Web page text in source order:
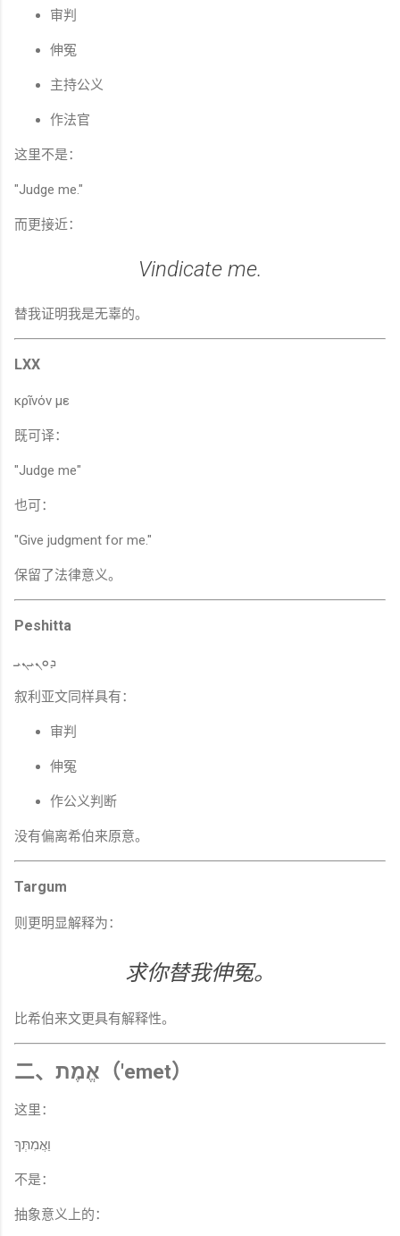
审判
伸冤
主持公义
作法官
这里不是：
"Judge me."
而更接近：
Vindicate me.
替我证明我是无辜的。
LXX
κρῖνόν με
既可译：
"Judge me"
也可：
"Give judgment for me."
保留了法律意义。
Peshitta
ܕܘܢܝܢܝ
叙利亚文同样具有：
审判
伸冤
作公义判断
没有偏离希伯来原意。
Targum
则更明显解释为：
求你替我伸冤。
比希伯来文更具有解释性。
二、אֱמֶת（'emet）
这里：
וַאֲמִתְּךָ
不是：
抽象意义上的：